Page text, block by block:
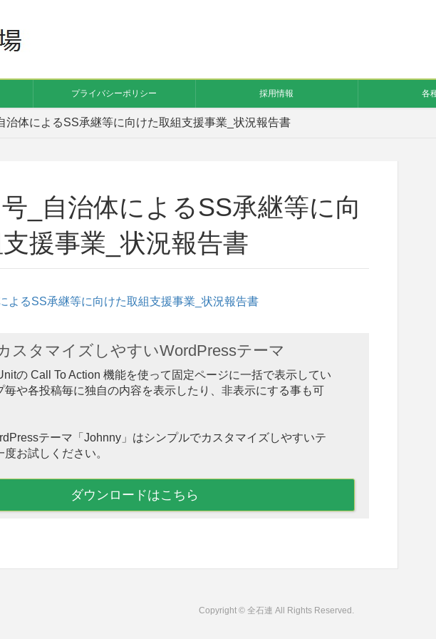
プライバシーポリシー 採用情報 各
治体によるSS承継等に向けた取組支援事業_状況報告書
_自治体によるSS承継等に向
援事業_状況報告書
よるSS承継等に向けた取組支援事業_状況報告書
スタマイズしやすいWordPressテーマ
の Call To Action 機能を使って固定ページに一括で表示してい
毎や各投稿毎に独自の内容を表示したり、非表示にする事も可
テーマ「Johnny」はシンプルでカスタマイズしやすいテ
お試しください。
ダウンロードはこちら
Copyright © 全石連 All Rights Reserved.